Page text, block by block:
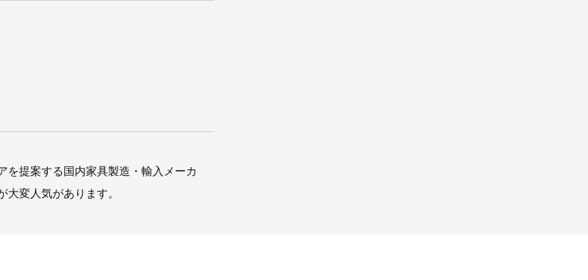
を提案する国内家具製造・輸入メーカ
変人気があります。